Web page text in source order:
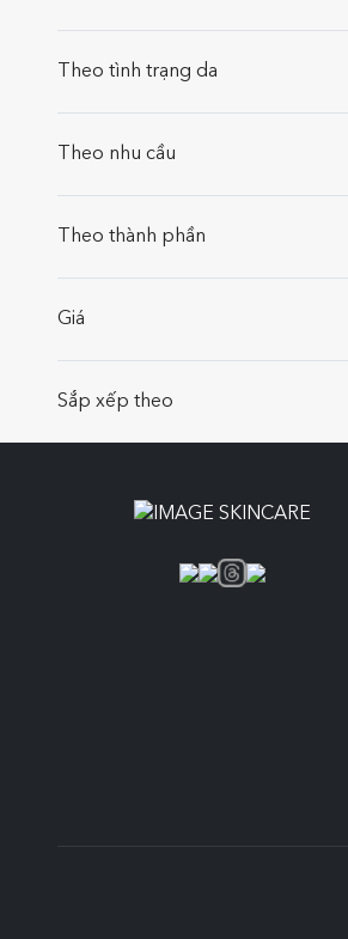
Theo tình trạng da
Theo nhu cầu
Theo thành phần
Giá
Sắp xếp theo